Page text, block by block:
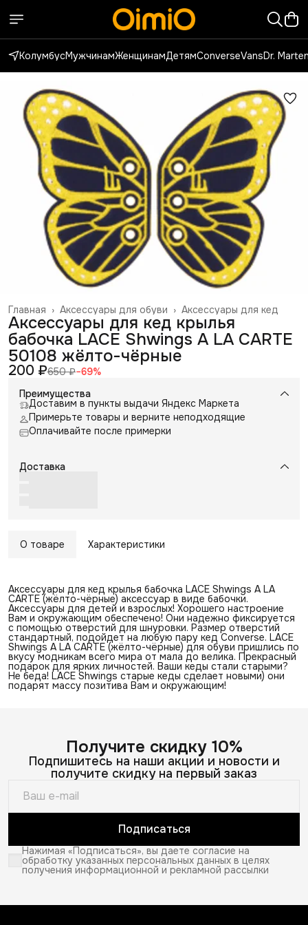
КолумбусМужчинамЖенщинамДетямConverseVansDr.
Аксессуары для кед
Аксессуары для обуви ›
Главная ›
Аксессуары для кед крылья
бабочка LACE Shwings A LA CARTE
50108 жёлто-чёрные
200 ₽650 ₽−69%
Преимущества
Доставим в пункты выдачи Яндекс Маркета
Примерьте товары и верните неподходящие
Оплачивайте после примерки
Доставка
О товаре Характеристики
Аксессуары для кед крылья бабочка LACE Shwings A LA
CARTE (жёлто-чёрные) аксессуар в виде бабочки.
Аксессуары для детей и взрослых! Хорошего настроение
Вам и окружающим обеспечено! Они надежно фиксируется
с помощью отверстий для шнуровки. Размер отверстий
стандартный, подойдет на любую пару кед Converse. LACE
Shwings A LA CARTE (жёлто-чёрные) для обуви пришлись по
вкусу модникам всего мира от мала до велика. Прекрасный
подарок для ярких личностей. Ваши кеды стали старыми?
Не беда! LACE Shwings старые кеды сделает новыми) они
подарят массу позитива Вам и окружающим!
Получите скидку 10%
Подпишитесь на наши акции и новости и
получите скидку на первый заказ
Подписаться
Нажимая «Подписаться», вы даете согласие на
обработку указанных персональных данных в целях
получения информационной и рекламной рассылки